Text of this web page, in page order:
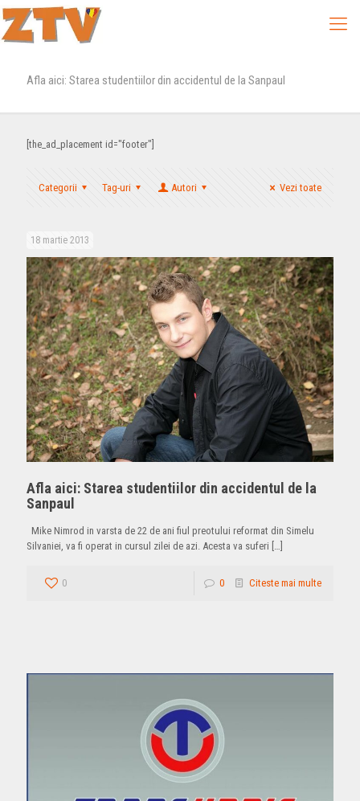
Afla aici: Starea studentiilor din accidentul de la Sanpaul
[the_ad_placement id="footer"]
Categorii Tag-uri Autori Vezi toate
18 martie 2013
Afla aici: Starea studentiilor din accidentul de la
Sanpaul
Mike Nimrod in varsta de 22 de ani fiul preotului reformat din Simelu
Silvaniei, va fi operat in cursul zilei de azi. Acesta va suferi […]
0 0 Citeste mai multe